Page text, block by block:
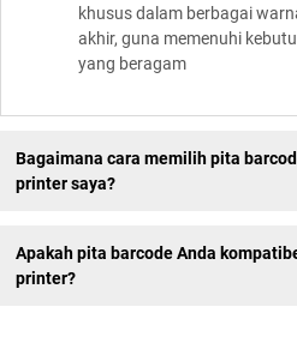
khusus dalam berbagai
akhir, guna memenuhi
yang beragam
Bagaimana cara memilih pita
printer saya?
Apakah pita barcode Anda
printer?